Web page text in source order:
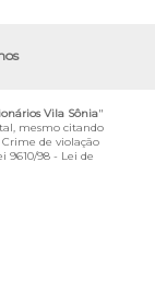
Vila Sônia"
mesmo citando
de violação
9610/98 - Lei de